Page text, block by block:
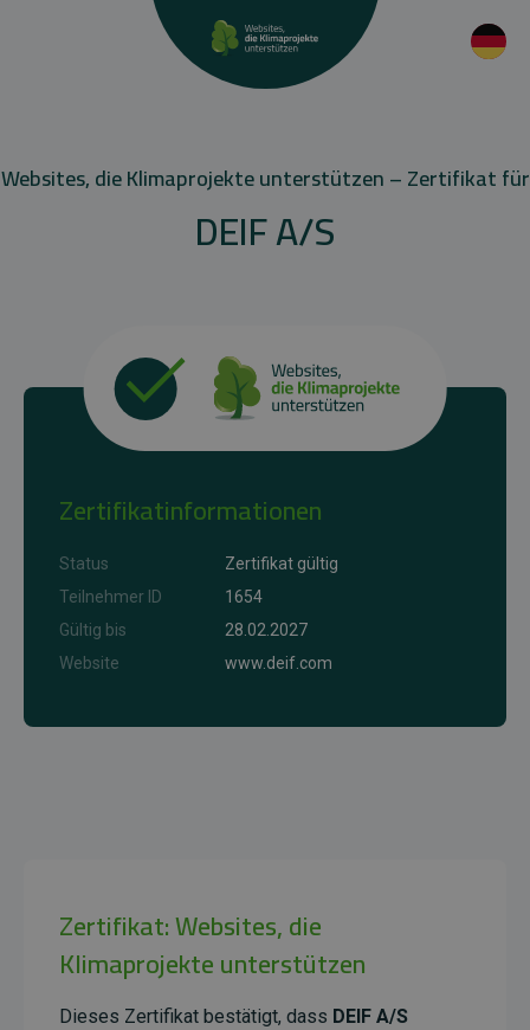
Websites, die Klimaprojekte unterstützen – Zertifikat für
DEIF A/S
Zertifikatinformationen
Status
Zertifikat gültig
Teilnehmer ID
1654
Gültig bis
28.02.2027
Website
www.deif.com
Zertifikat: Websites, die
Klimaprojekte unterstützen
Dieses Zertifikat bestätigt, dass DEIF A/S